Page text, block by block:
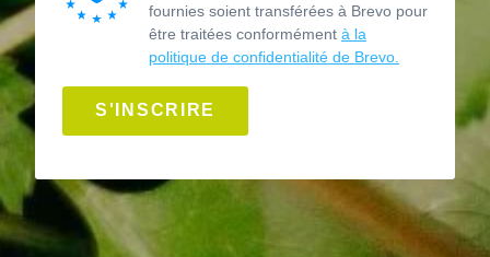
fournies soient transférées à Brevo pour
être traitées conformément à la
politique de confidentialité de Brevo.
S'INSCRIRE